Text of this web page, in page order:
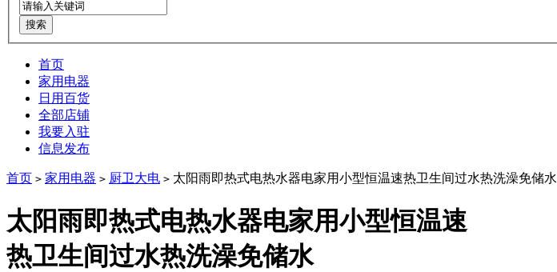
首页
家用电器
日用百货
全部店铺
我要入驻
信息发布
首页 > 家用电器 > 厨卫大电 > 太阳雨即热式电热水器电家用小型恒温速热卫生间过水热洗澡免储水
太阳雨即热式电热水器电家用小型恒温速
热卫生间过水热洗澡免储水